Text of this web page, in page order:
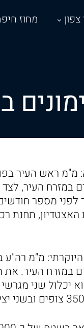
מחוז
ראש העיר
במזרח העיר,
לפני מספר
האצטדיון,
מ"מ רה"ע
במזרח העיר.
יכלול שני